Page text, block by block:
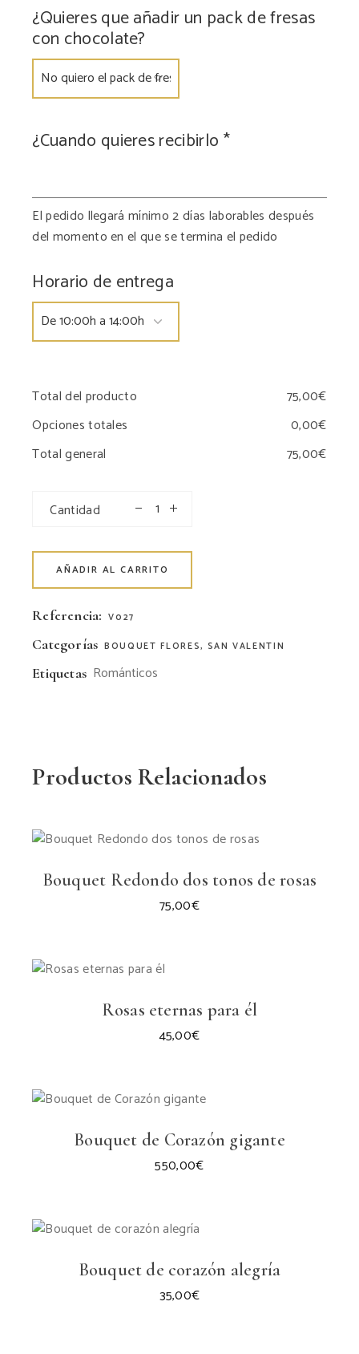
¿Quieres que añadir un pack de fresas
con chocolate?
¿Cuando quieres recibirlo*
El pedido llegará mínimo 2 días laborables después
del momento en el que se termina el pedido
Horario de entrega
Total del producto
Opciones totales
Total general
Cantidad
AÑADIR AL CARRITO
Referencia: V027
Categorías BOUQUET FLORES, SAN VALENTIN
Etiquetas Románticos
Productos Relacionados
Bouquet Redondo dos tonos de rosas
75,00€
Rosas eternas para él
45,00€
Bouquet de Corazón gigante
550,00€
Bouquet de corazón alegría
35,00€